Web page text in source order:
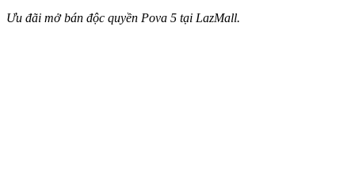
Ưu đãi mở bán độc quyền Pova 5 tại LazMall.